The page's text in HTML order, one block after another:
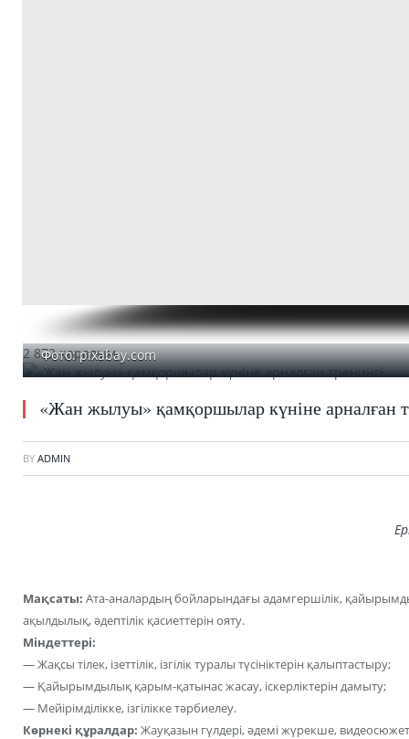
2 872 қаралым
Фото: pixabay.com
«Жан жылуы» қамқоршылар күніне арналған
BY ADMIN
Мақсаты: Ата-аналардың бойларындағы адамгершілік,
ақылдылық, әдептілік қасиеттерін ояту.
Міндеттері:
— Жақсы тілек, ізеттілік, ізгілік туралы түсініктерін қалыптастыру;
— Қайырымдылық қарым-қатынас жасау, іскерліктерін дамыту;
— Мейірімділікке, ізгілікке тәрбиелеу.
Көрнекі құралдар: Жауқазын гүлдері, әдемі жүрекше,